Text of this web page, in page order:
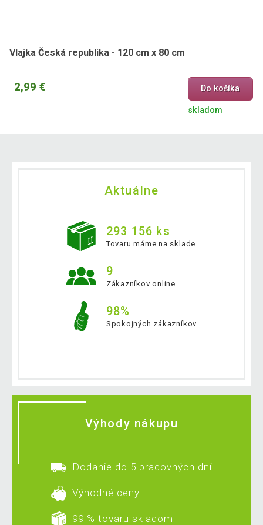
Vlajka Česká republika - 120 cm x 80 cm
2,99 € Do košíka
skladom
Aktuálne
293 156 ks
Tovaru máme na sklade
9
Zákazníkov online
98%
Spokojných zákazníkov
Výhody nákupu
Dodanie do 5 pracovných dní
Výhodné ceny
99 % tovaru skladom